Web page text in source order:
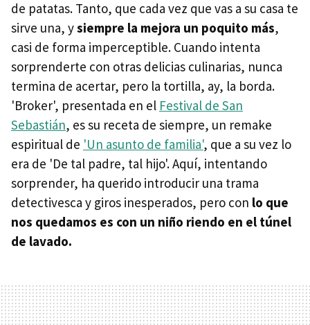
de patatas. Tanto, que cada vez que vas a su casa te
sirve una, ysiempre la mejora un poquito más,
casi de forma imperceptible. Cuando intenta
sorprenderte con otras delicias culinarias, nunca
termina de acertar, pero la tortilla, ay, la borda.
'Broker', presentada en el Festival de San
Sebastián, es su receta de siempre, un remake
espiritual de 'Un asunto de familia', que a su vez lo
era de 'De tal padre, tal hijo'. Aquí, intentando
sorprender, ha querido introducir una trama
detectivesca y giros inesperados, pero con lo que
nos quedamos es con un niño riendo en el túnel
de lavado.